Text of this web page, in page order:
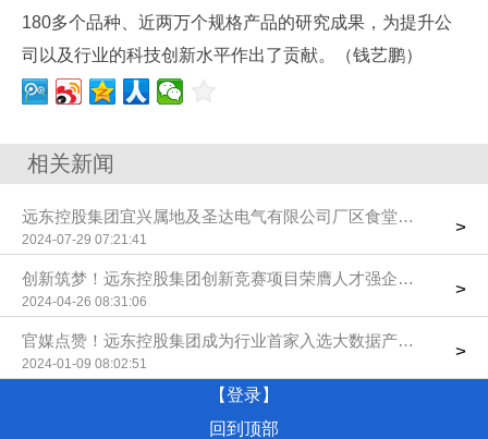
180多个品种、近两万个规格产品的研究成果，为提升公
司以及行业的科技创新水平作出了贡献。（钱艺鹏）
相关新闻
远东控股集团宜兴属地及圣达电气有限公司厂区食堂餐饮承包服
2024-07-29 07:21:41
>
创新筑梦！远东控股集团创新竞赛项目荣膺人才强企工程“品牌学
2024-04-26 08:31:06
>
官媒点赞！远东控股集团成为行业首家入选大数据产业发展示范
2024-01-09 08:02:51
>
【登录】
回到顶部